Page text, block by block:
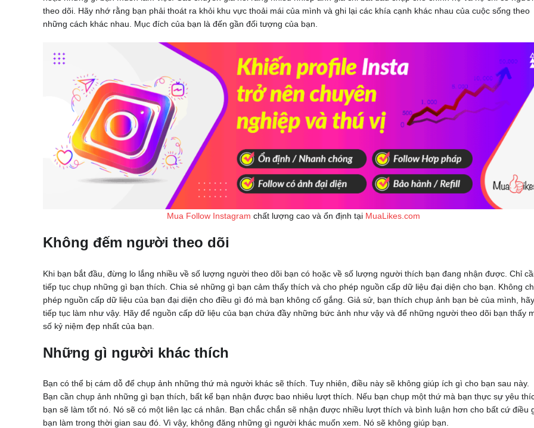
theo dõi. Hãy nhớ rằng bạn phải thoát ra khỏi khu vực thoải mái của mình và ghi lại các khía cạnh khác nhau của cuộc sống theo
những cách khác nhau. Mục đích của bạn là đến gần đối tượng của bạn.
Mua Follow Instagram chất lượng cao và ổn định tại MuaLikes.com
Không đếm người theo dõi
Khi bạn bắt đầu, đừng lo lắng nhiều về số lượng người theo dõi bạn có hoặc về số lượng người thích bạn đang nhận được. Chỉ
tiếp tục chụp những gì bạn thích. Chia sẻ những gì bạn cảm thấy thích và cho phép nguồn cấp dữ liệu đại diện cho bạn. Không
phép nguồn cấp dữ liệu của bạn đại diện cho điều gì đó mà bạn không cố gắng. Giả sử, bạn thích chụp ảnh bạn bè của mình, hãy
tiếp tục làm như vậy. Hãy để nguồn cấp dữ liệu của bạn chứa đầy những bức ảnh như vậy và để những người theo dõi bạn thấy
số kỷ niệm đẹp nhất của bạn.
Những gì người khác thích
Bạn có thể bị cám dỗ để chụp ảnh những thứ mà người khác sẽ thích. Tuy nhiên, điều này sẽ không giúp ích gì cho bạn sau này.
Bạn cần chụp ảnh những gì bạn thích, bất kể bạn nhận được bao nhiêu lượt thích. Nếu bạn chụp một thứ mà bạn thực sự yêu
bạn sẽ làm tốt nó. Nó sẽ có một liên lạc cá nhân. Bạn chắc chắn sẽ nhận được nhiều lượt thích và bình luận hơn cho bất cứ điều
bạn làm trong thời gian sau đó. Vì vậy, không đăng những gì người khác muốn xem. Nó sẽ không giúp bạn.